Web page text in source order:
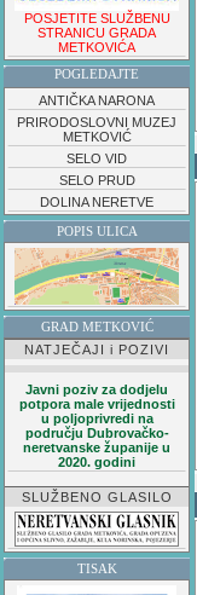
POSJETITE SLUŽBENU
STRANICU GRADA
METKOVIĆA
POGLEDAJTE
ANTIČKA NARONA
PRIRODOSLOVNI MUZEJ
METKOVIĆ
SELO VID
SELO PRUD
DOLINA NERETVE
POPIS ULICA
GRAD METKOVIĆ
NATJEČAJI i POZIVI
Javni poziv za dodjelu
potpora male vrijednosti
u poljoprivredi na
području Dubrovačko-
neretvanske županije u
2020. godini
SLUŽBENO GLASILO
TISAK